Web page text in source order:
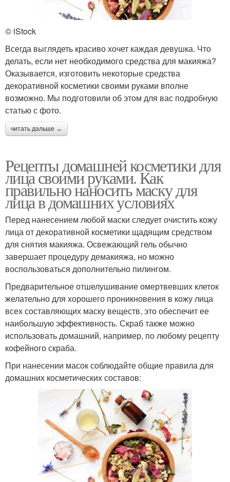
© iStock
Всегда выглядеть красиво хочет каждая девушка. Что
делать, если нет необходимого средства для макияжа?
Оказывается, изготовить некоторые средства
декоративной косметики своими руками вполне
возможно. Мы подготовили об этом для вас подробную
статью с фото.
читать дальше →
Рецепты домашней косметики для
лица своими руками. Как
правильно наносить маску для
лица в домашних условиях
Перед нанесением любой маски следует очистить кожу
лица от декоративной косметики щадящим средством
для снятия макияжа. Освежающий гель обычно
завершает процедуру демакияжа, но можно
воспользоваться дополнительно пилингом.
Предварительное отшелушивание омертвевших клеток
желательно для хорошего проникновения в кожу лица
всех составляющих маску веществ, это обеспечит ее
наибольшую эффективность. Скраб также можно
использовать домашний, например, по любому рецепту
кофейного скраба.
При нанесении масок соблюдайте общие правила для
домашних косметических составов: